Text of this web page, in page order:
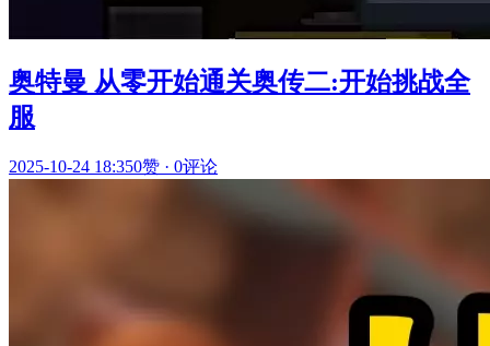
奥特曼 从零开始通关奥传二:开始挑战全
服
2025-10-24 18:350赞 · 0评论